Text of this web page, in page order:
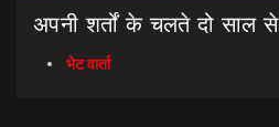
भेट वार्ता